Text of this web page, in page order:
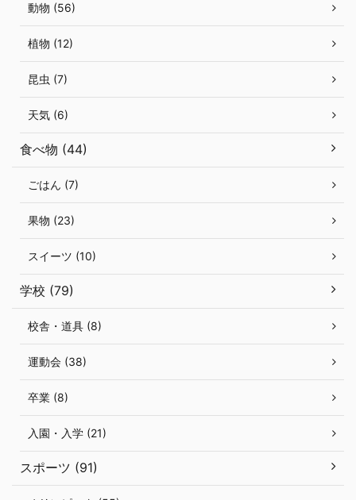
動物 (56)
植物 (12)
昆虫 (7)
天気 (6)
食べ物 (44)
ごはん (7)
果物 (23)
スイーツ (10)
学校 (79)
校舎・道具 (8)
運動会 (38)
卒業 (8)
入園・入学 (21)
スポーツ (91)